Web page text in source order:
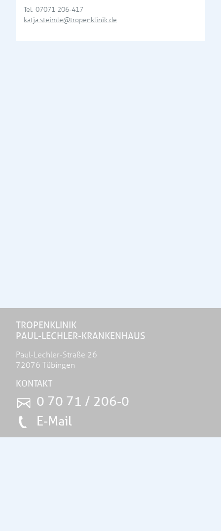
Tel. 07071 206-417
katja.steimle@tropenklinik.de
TROPENKLINIK
PAUL-LECHLER-KRANKENHAUS
Paul-Lechler-Straße 26
72076 Tübingen
KONTAKT
0 70 71 / 206-0
E-Mail